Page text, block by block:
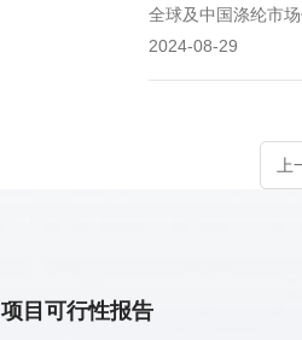
全球及中国涤纶市
2024-08-29
项目可行性报告